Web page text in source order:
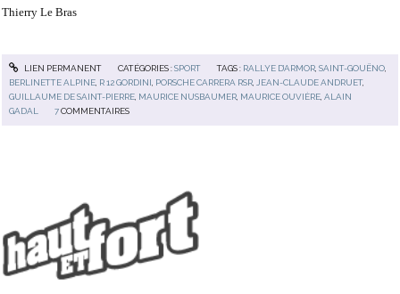
Thierry Le Bras
LIEN PERMANENT CATÉGORIES :SPORT TAGS : RALLYE D’ARMOR ,SAINT-GOUËNO
BERLINETTE ALPINE R 12 GORDINI PORSCHE CARRERA RSR JEAN-CLAUDE ANDRUET,
GUILLAUME DE SAINT-PIERRE MAURICE NUSBAUMER MAURICE OUVIÈRE ,ALAIN
GADAL
7 COMMENTAIRES